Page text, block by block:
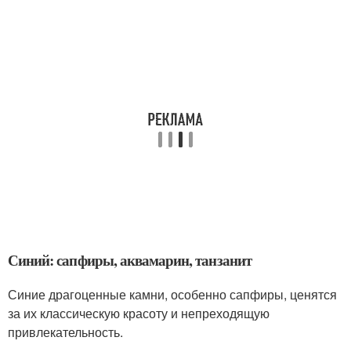
Синий: сапфиры, аквамарин, танзанит
Синие драгоценные камни, особенно сапфиры, ценятся
за их классическую красоту и непреходящую
привлекательность.